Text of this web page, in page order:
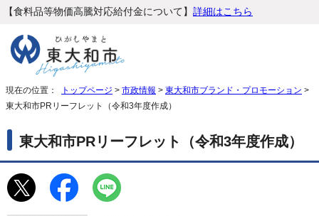
【食料品等物価高騰対応給付金について】 詳細はこちら
現在の位置： トップページ > 市政情報 > 東大和市ブランド・プロモーション >
東大和市PRリーフレット（令和3年度作成）
東大和市PRリーフレット（令和3年度作成）